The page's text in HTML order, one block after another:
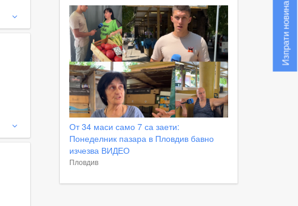
От 34 маси само 7 са заети:
Понеделник пазара в Пловдив бавно
изчезва ВИДЕО
Пловдив
Изпрати новина